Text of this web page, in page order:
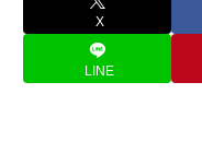
X
LINE